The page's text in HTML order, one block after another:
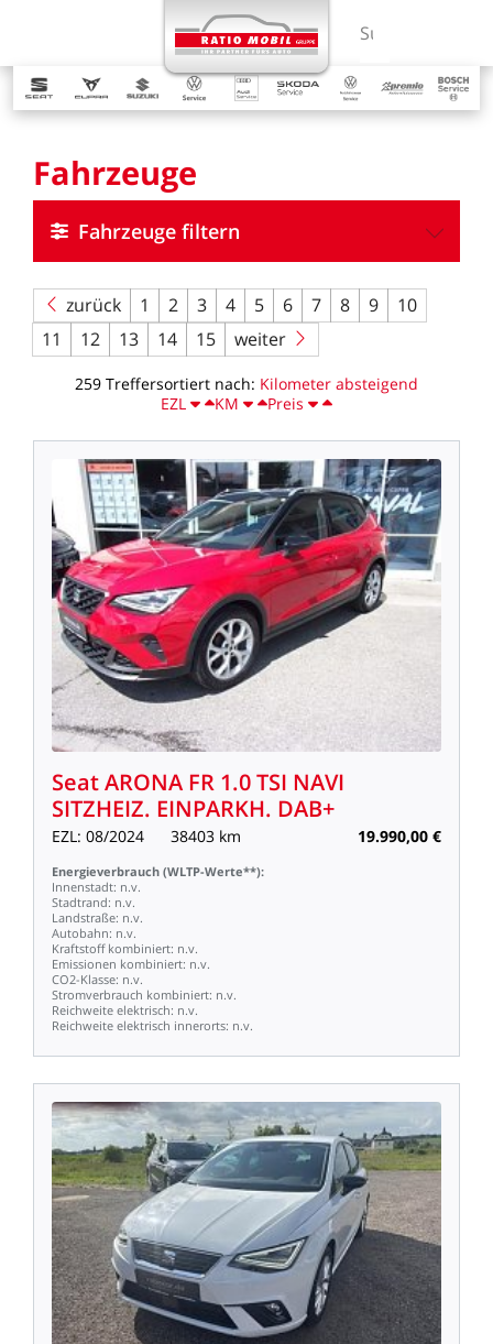
Suchbegriff
Fahrzeuge
Fahrzeuge filtern
zurück 1 2 3 4 5 6 7 8 9
10
11
12 13 14 15 weiter
259 Treffersortiert nach: Kilometer absteigend
EZL
KM Preis
SeatARONA FR 1.0TSI NAVI
SITZHEIZ. EINPARKH. DAB+
EZL: 08/2024 38403 km 19.990,00 €
Energieverbrauch (WLTP-Werte**):
Innenstadt: n.v.
Stadtrand: n.v.
Landstraße: n.v.
Autobahn: n.v.
Kraftstoff kombiniert: n.v.
Emissionen kombiniert: n.v.
CO2-Klasse: n.v.
Stromverbrauch kombiniert: n.v.
Reichweite elektrisch: n.v.
Reichweite elektrisch innerorts: n.v.